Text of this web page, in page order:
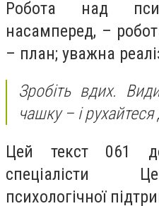
Робота над
насамперед, –
– план; уважна
Зробіть вдих.
чашку – і рухайтеся
Цей текст 061
спеціалісти
психологічної